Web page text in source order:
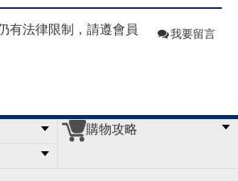
有法律限制，請遵會員
我要留言
購物攻略